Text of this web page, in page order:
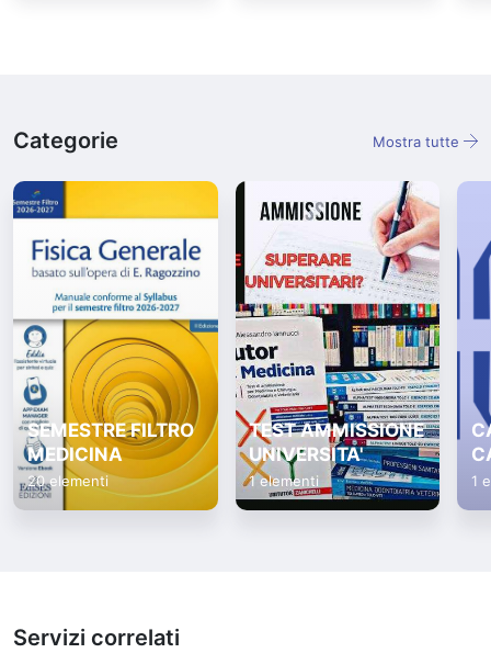
Categorie Mostra tutte
SEMESTRE FILTRO
MEDICINA
20 elementi
TEST AMMISSIONE
UNIVERSITA'
1 elementi 1
Servizi correlati